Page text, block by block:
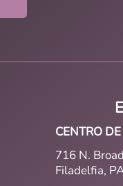
CENTRO
716 N.
Filadelfia,